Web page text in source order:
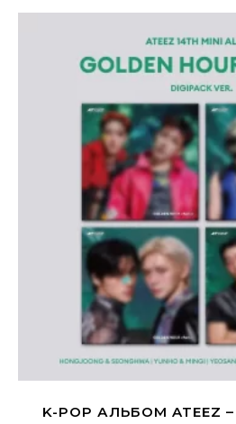
K-POP АЛЬБОМ ATEEZ –